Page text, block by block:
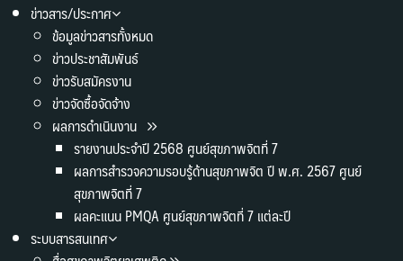
ข่าวสาร/ประกาศ
ข้อมูลข่าวสารทั้งหมด
ข่าวประชาสัมพันธ์
ข่าวรับสมัครงาน
ข่าวจัดซื้อจัดจ้าง
ผลการดำเนินงาน
รายงานประจำปี 2568 ศูนย์สุขภาพจิตที่ 7
ผลการสำรวจความรอบรู้ด้านสุขภาพจิต ปี พ.ศ. 2567 ศูนย์
สุขภาพจิตที่ 7
ผลคะแนน PMQA ศูนย์สุขภาพจิตที่ 7 แต่ละปี
ระบบสารสนเทศ